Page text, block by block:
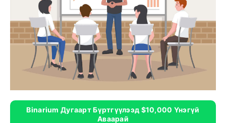
Binarium Дугаарт Бүртгүүлээд $10,000 Үнэгүй
Аваарай